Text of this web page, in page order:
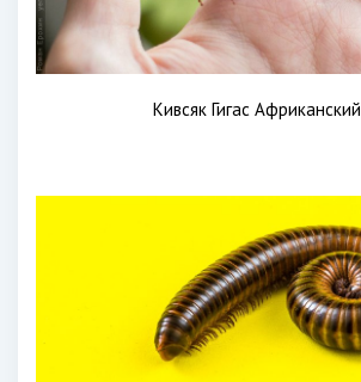
Кивсяк Гигас Африканский